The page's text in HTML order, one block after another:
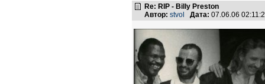
Re: RIP - Billy Preston
Автор: stvol Дата: 07.06.06